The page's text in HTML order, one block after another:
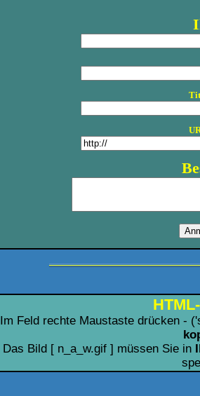
Im Feld rechte Maustaste drücken -
Das Bild [ n_a_w.gif ] müssen Sie in